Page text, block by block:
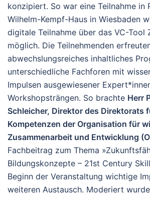
konzipiert. So war eine Teilnahme in
Wilhelm-Kempf-Haus in Wiesbaden
digitale Teilnahme über das VC-Tool
möglich. Die Teilnehmenden
abwechslungsreiches inhaltliches
unterschiedliche Fachforen mit
Impulsen ausgewiesener
Workshopsträngen. So brachte Herr
Schleicher, Direktor des Direktorats
Kompetenzen der Organisation für
Zusammenarbeit und Entwicklung
Fachbeitrag zum Thema
Bildungskonzepte – 21st Century
Beginn der Veranstaltung wichtige
weiteren Austausch. Moderiert